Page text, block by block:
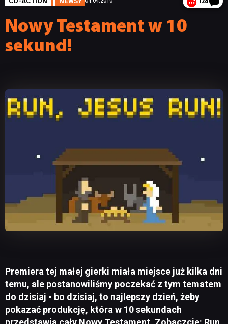
Nowy Testament w 10
sekund!
Premiera tej małej gierki miała miejsce już kilka dni
temu, ale postanowiliśmy poczekać z tym tematem
do dzisiaj - bo dzisiaj, to najlepszy dzień, żeby
pokazać produkcję, która w 10 sekundach